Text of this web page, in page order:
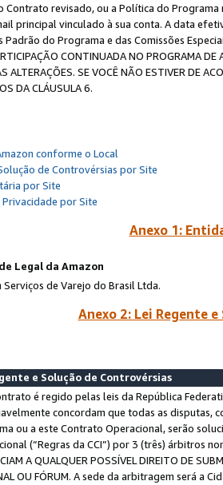
Contrato revisado, ou a Política do
principal vinculado à sua conta. A data
Padrão do Programa e das Comissões
CONTINUADA NO PROGRAMA DE
ALTERAÇÕES. SE VOCÊ NÃO ESTIVER DE
DA CLÁUSULA 6.
conforme o Local
de Controvérsias por Site
por Site
por Site
Anexo 1:
Legal da Amazon
Serviços de Varejo do Brasil Ltda.
Anexo 2: Lei Regente
e Solução de Controvérsias
é regido pelas leis da República
concordam que todas as disputas,
ou a este Contrato Operacional, serão
(“Regras da CCI”) por 3 (três) árbitros
A QUALQUER POSSÍVEL DIREITO DE
OU FÓRUM. A sede da arbitragem será a